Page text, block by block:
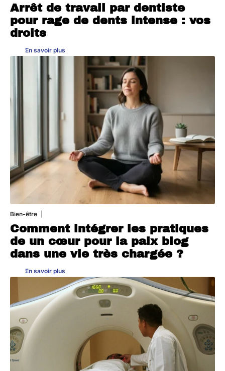
Arrêt de travail par dentiste
pour rage de dents intense : vos
droits
En savoir plus
Bien-être
Comment intégrer les pratiques
de un cœur pour la paix blog
dans une vie très chargée ?
En savoir plus